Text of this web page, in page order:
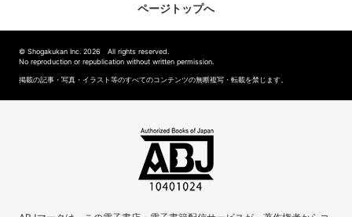
ページトップへ
© Shogakukan Inc. 2026 All rights reserved.
No reproduction or republication without written permission.
掲載の記事・写真・イラスト等のすべてのコンテンツの無断複写・転載を禁じます。